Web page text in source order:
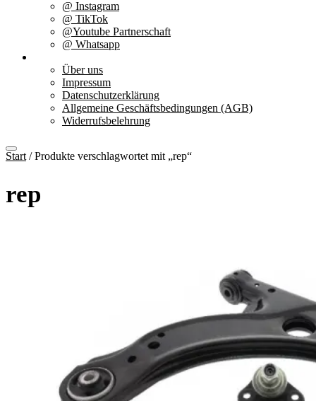
@ Instagram
@ TikTok
@Youtube Partnerschaft
@ Whatsapp
Über uns
Impressum
Datenschutzerklärung
Allgemeine Geschäftsbedingungen (AGB)
Widerrufsbelehrung
Start / Produkte verschlagwortet mit „rep“
rep